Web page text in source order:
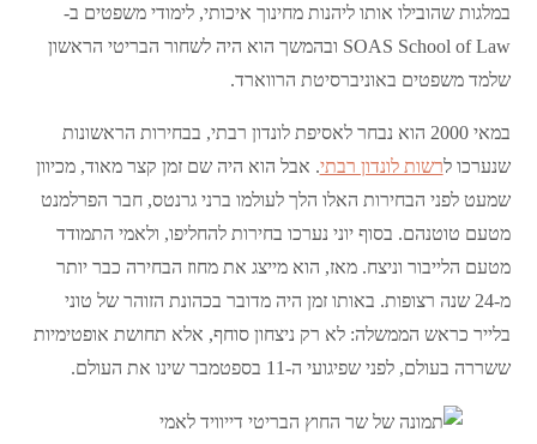
במלגות שהובילו אותו ליהנות מחינוך איכותי, לימודי משפטים ב-
SOAS School of Law ובהמשך הוא היה לשחור הבריטי הראשון
שלמד משפטים באוניברסיטת הרווארד.
במאי 2000 הוא נבחר לאסיפת לונדון רבתי, בבחירות הראשונות
שנערכו לרשות לונדון רבתי. אבל הוא היה שם זמן קצר מאוד, מכיוון
שמעט לפני הבחירות האלו הלך לעולמו ברני גרנטס, חבר הפרלמנט
מטעם טוטנהם. בסוף יוני נערכו בחירות להחליפו, ולאמי התמודד
מטעם הלייבור וניצח. מאז, הוא מייצג את מחוז הבחירה כבר יותר
מ-24 שנה רצופות. באותו זמן היה מדובר בכהונת הזוהר של טוני
בלייר כראש הממשלה: לא רק ניצחון סוחף, אלא תחושת אופטימיות
ששררה בעולם, לפני שפיגועי ה-11 בספטמבר שינו את העולם.